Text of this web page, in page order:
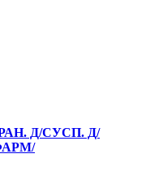
Д/СУСП. Д/